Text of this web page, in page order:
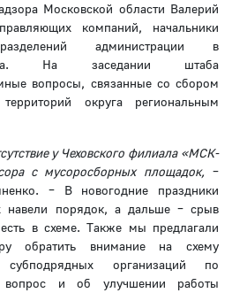
Московской области Валерий
компаний, начальники
администрации в
На заседании штаба
вопросы, связанные со сбором
округа региональным
у Чеховского филиала «МСК-
с мусоросборных площадок,–
– В новогодние праздники
навели порядок, а дальше – срыв
в схеме. Также мы предлагали
обратить внимание на схему
организаций по
вопрос и об улучшении работы